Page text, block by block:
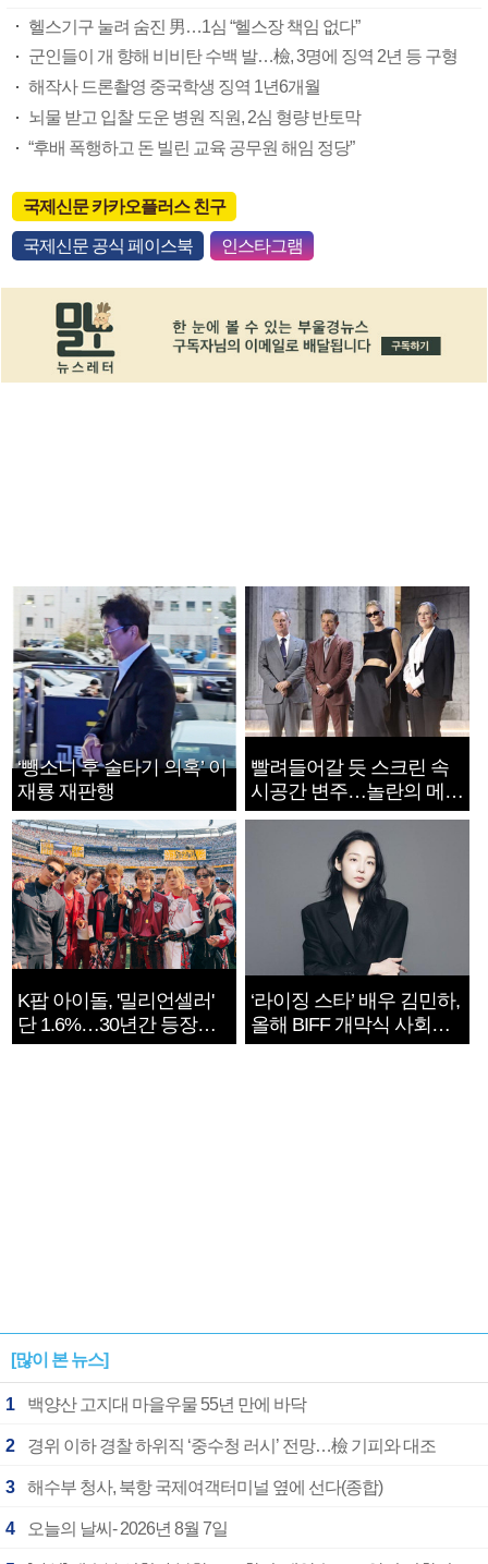
헬스기구 눌려 숨진 男…1심 “헬스장 책임 없다”
군인들이 개 향해 비비탄 수백 발…檢, 3명에 징역 2년 등 구형
해작사 드론촬영 중국학생 징역 1년6개월
뇌물 받고 입찰 도운 병원 직원, 2심 형량 반토막
“후배 폭행하고 돈 빌린 교육 공무원 해임 정당”
국제신문 카카오플러스 친구
국제신문 공식 페이스북 인스타그램
‘뺑소니 후 술타기 의혹’ 이
재룡 재판행
빨려들어갈 듯 스크린 속
시공간 변주…놀란의 메시
지는 ‘전쟁 속죄’
K팝 아이돌, '밀리언셀러'
단 1.6%…30년간 등장
1182개팀 전수조사
‘라이징 스타’ 배우 김민하,
올해 BIFF 개막식 사회자
확정
[많이 본 뉴스]
1 백양산 고지대 마을우물 55년 만에 바닥
2 경위 이하 경찰 하위직 ‘중수청 러시’ 전망…檢 기피와 대조
3 해수부 청사, 북항 국제여객터미널 옆에 선다(종합)
4 오늘의 날씨- 2026년 8월 7일